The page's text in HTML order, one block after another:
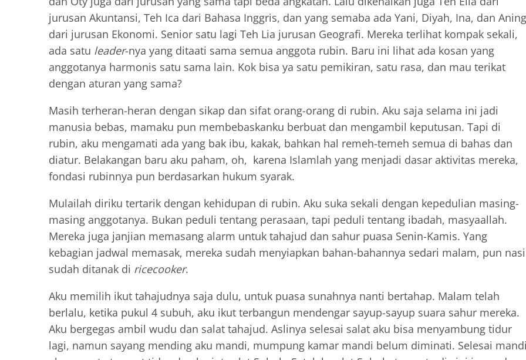
jurusan Akuntansi, Teh Ica dari Bahasa Inggris, dan yang semaba ada Yani, Diyah, Ina, dan Aning
dari jurusan Ekonomi. Senior satu lagi Teh Lia jurusan Geografi. Mereka terlihat kompak sekali,
ada satu leader-nya yang ditaati sama semua anggota rubin. Baru ini lihat ada kosan yang
anggotanya harmonis satu sama lain. Kok bisa ya satu pemikiran, satu rasa, dan mau terikat
dengan aturan yang sama?
Masih terheran-heran dengan sikap dan sifat orang-orang di rubin. Aku saja selama ini jadi
manusia bebas, mamaku pun membebaskanku berbuat dan mengambil keputusan. Tapi di
rubin, aku mengamati ada yang bak ibu, kakak, bahkan hal remeh-temeh semua di bahas dan
diatur. Belakangan baru aku paham, oh, karena Islamlah yang menjadi dasar aktivitas mereka,
fondasi rubinnya pun berdasarkan hukum syarak.
Mulailah diriku tertarik dengan kehidupan di rubin. Aku suka sekali dengan kepedulian masing-
masing anggotanya. Bukan peduli tentang perasaan, tapi peduli tentang ibadah, masyaallah.
Mereka juga janjian memasang alarm untuk tahajud dan sahur puasa Senin-Kamis. Yang
kebagian jadwal memasak, mereka sudah menyiapkan bahan-bahannya sedari malam, pun nasi
sudah ditanak di ricecooker.
Aku memilih ikut tahajudnya saja dulu, untuk puasa sunahnya nanti bertahap. Malam telah
berlalu, ketika pukul 4 subuh, aku ikut terbangun mendengar sayup-sayup suara sahur mereka.
Aku bergegas ambil wudu dan salat tahajud. Aslinya selesai salat aku bisa menyambung tidur
lagi, namun sayang mending aku mandi, mumpung kamar mandi belum diminati. Selesai